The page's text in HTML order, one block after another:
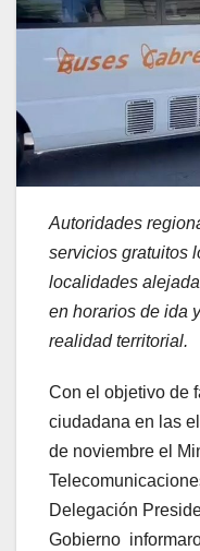
Autoridades
servicios gratuitos
localidades
en horarios de ida
realidad territorial.
Con el objetivo de
ciudadana en las
de noviembre el
Delegación
Gobierno